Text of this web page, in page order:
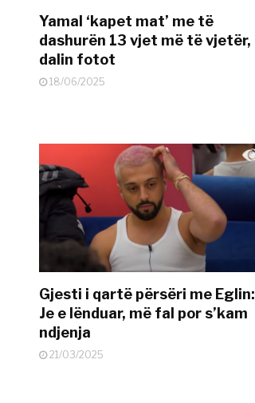
Yamal ‘kapet mat’ me të
dashurën 13 vjet më të vjetër,
dalin fotot
18/06/2025
Gjesti i qartë përsëri me Eglin:
Je e lënduar, më fal por s’kam
ndjenja
21/03/2025